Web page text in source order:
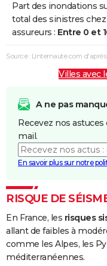
et/ou
Coulées de
Boue
Boue
Inondations
et/ou
Coulées de
Boue
15/03/
Inondations
et/ou
Coulées de
Boue
24/01/
Inondations
25/12/
Part des inondations
total des sinistres
assureurs : Entre 0 et
Source : Linternaute.com
Villes avec
A ne pas
Recevez nos
mail.
En savoir plus sur notre
RISQUE DE
En France, les risques
allant de faibles à
comme les Alpes, les
méditerranéennes.